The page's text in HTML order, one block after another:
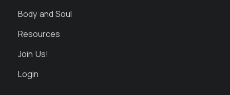
Body and Soul
Resources
Join Us!
Login